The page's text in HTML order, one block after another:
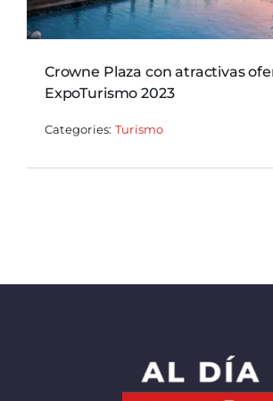
Crowne Plaza con atractivas
ExpoTurismo 2023
Categories: Turismo